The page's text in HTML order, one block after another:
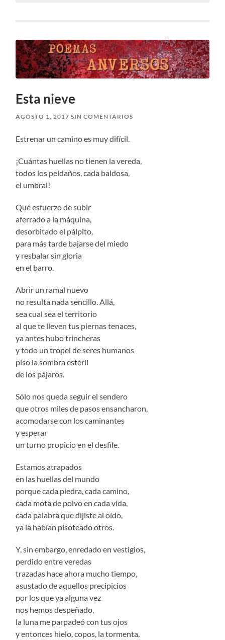
Esta nieve
AGOSTO 1, 2017 SIN COMENTARIOS
Estrenar un camino es muy difícil.
¡Cuántas huellas no tienen la vereda,
todos los peldaños, cada baldosa,
el umbral!
Qué esfuerzo de subir
aferrado a la máquina,
desorbitado el pálpito,
para más tarde bajarse del miedo
y resbalar sin gloria
en el barro.
Abrir un ramal nuevo
no resulta nada sencillo. Allá,
sea cual sea el territorio
al que te lleven tus piernas tenaces,
ya antes hubo trincheras
y todo un tropel de seres humanos
piso la sombra estéril
de los pájaros.
Sólo nos queda seguir el sendero
que otros miles de pasos ensancharon,
acomodarse con los caminantes
y esperar
un turno propicio en el desfile.
Estamos atrapados
en las huellas del mundo
porque cada piedra, cada camino,
cada mota de polvo en cada vida,
cada palabra que dijiste al oído,
ya la habían pisoteado otros.
Y, sin embargo, enredado en vestigios,
perdido entre veredas
trazadas hace ahora mucho tiempo,
asustado de aquellos precipicios
por los que ya alguna vez
nos hemos despeñado,
la luna me parpadeó con tus ojos
y entonces hielo, copos, la tormenta,